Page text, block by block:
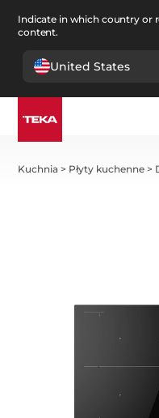
Indicate in which country or
content.
United States
Kuchnia > Płyty kuchenne >